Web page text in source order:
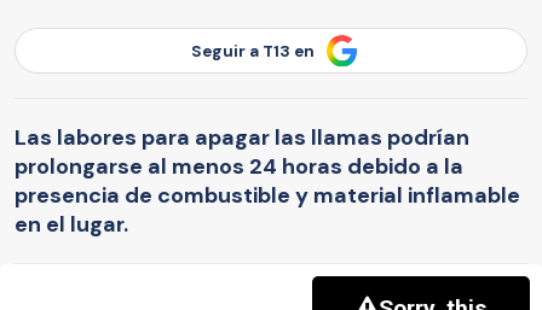
Seguir a T13 en
Las labores para apagar las llamas podrían
prolongarse al menos 24 horas debido a la
presencia de combustible y material inflamable
en el lugar.